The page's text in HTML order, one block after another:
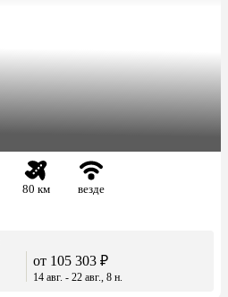
80 км везде
от 105 303 ₽
14 авг. - 22 авг., 8 н.